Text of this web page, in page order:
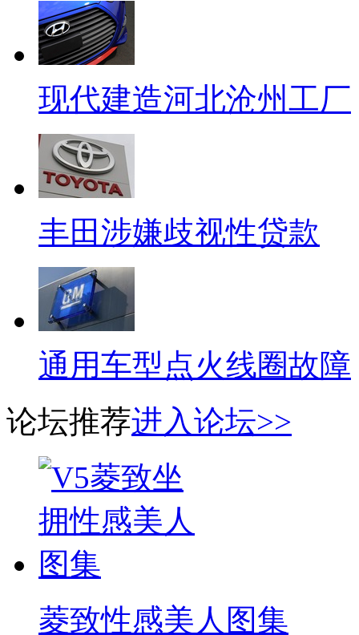
现代建造河北沧州工厂
丰田涉嫌歧视性贷款
通用车型点火线圈故障
论坛推荐进入论坛>>
菱致性感美人图集